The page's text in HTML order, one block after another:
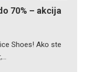
70% – akcija
Shoes! Ako ste